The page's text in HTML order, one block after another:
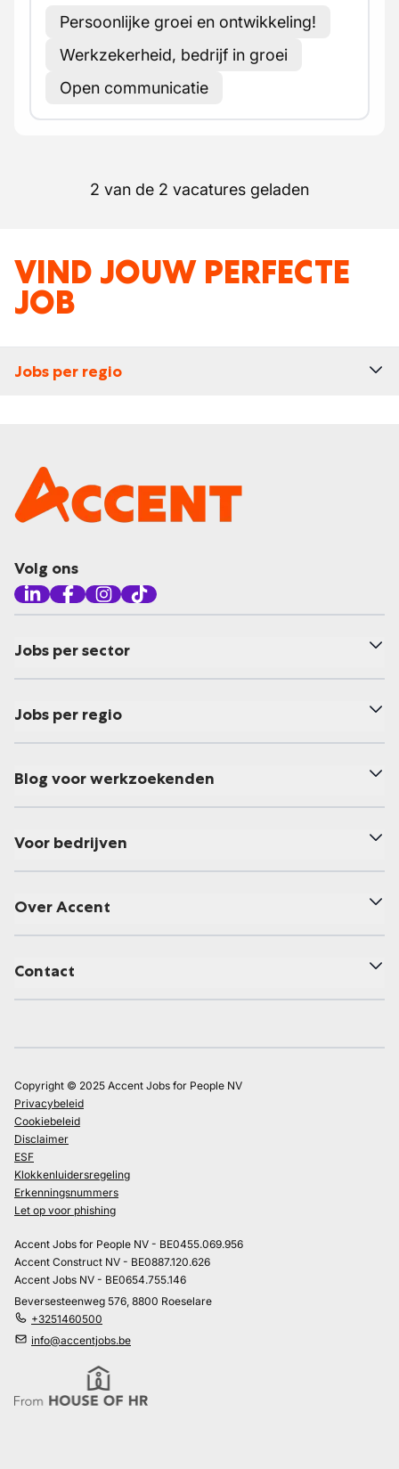
Persoonlijke groei en ontwikkeling!
Werkzekerheid, bedrijf in groei
Open communicatie
2 van de 2 vacatures geladen
VIND JOUW PERFECTE
JOB
Jobs per regio
Volg ons
Jobs per sector
Jobs per regio
Blog voor werkzoekenden
Voor bedrijven
Over Accent
Contact
Copyright © 2025 Accent Jobs for People NV
Privacybeleid
Cookiebeleid
Disclaimer
ESF
Klokkenluidersregeling
Erkenningsnummers
Let op voor phishing
Accent Jobs for People NV - BE0455.069.956
Accent Construct NV - BE0887.120.626
Accent Jobs NV - BE0654.755.146
Beversesteenweg 576, 8800 Roeselare
+3251460500
info@accentjobs.be